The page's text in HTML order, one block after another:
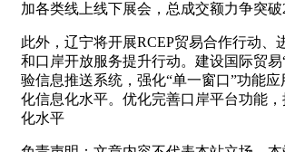
加各类线上线下展会，总成交额力争突破
此外，辽宁将开展RCEP贸易合作行动、
和口岸开放服务提升行动。建设国际贸易
验信息推送系统，强化“单一窗口”功能
化信息化水平。优化完善口岸平台功能，
化水平